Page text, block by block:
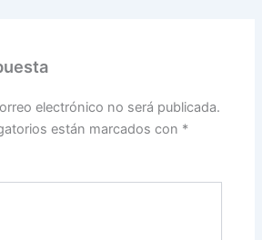
electrónico no será publicada.
están marcados con *